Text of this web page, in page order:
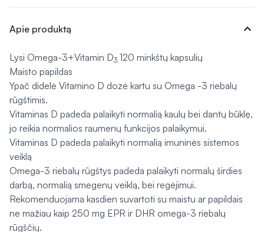
Apie produktą expand_more
Lysi Omega-3+Vitamin D3 120 minkštų kapsulių
Maisto papildas
Ypač didelė Vitamino D dozė kartu su Omega -3 riebalų
rūgštimis.
Vitaminas D padeda palaikyti normalią kaulų bei dantų būklę,
jo reikia normalios raumenų funkcijos palaikymui.
Vitaminas D padeda palaikyti normalią imuninės sistemos
veiklą
Omega-3 riebalų rūgštys padeda palaikyti normalų širdies
darbą, normalią smegenų veiklą, bei regėjimui.
Rekomenduojama kasdien suvartoti su maistu ar papildais
ne mažiau kaip 250 mg EPR ir DHR omega-3 riebalų
rūgščių.